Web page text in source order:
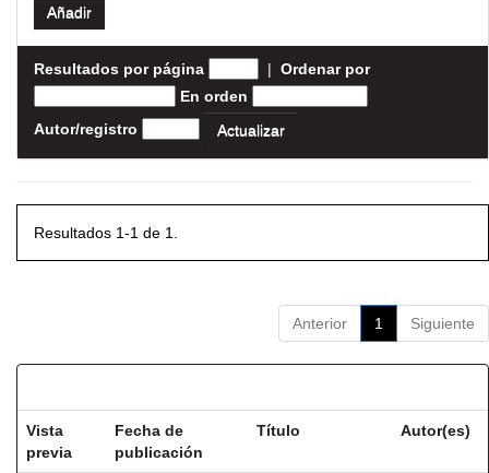
Resultados por página | Ordenar por
En orden
Autor/registro
Resultados 1-1 de 1.
Anterior 1 Siguiente
Vista
previa
Fecha de
publicación
Título Autor(es)